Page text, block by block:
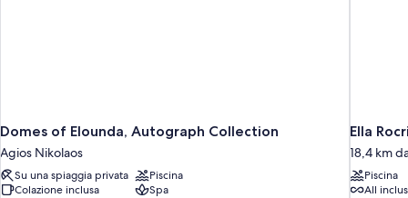
Domes of Elounda, Autograph Collection
Agios Nikolaos
Su una spiaggia privata
Piscina
Colazione inclusa
Spa
Ella
18,4 km
Piscina
All